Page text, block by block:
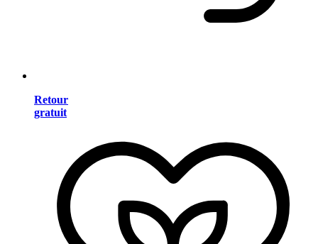
Retour
gratuit